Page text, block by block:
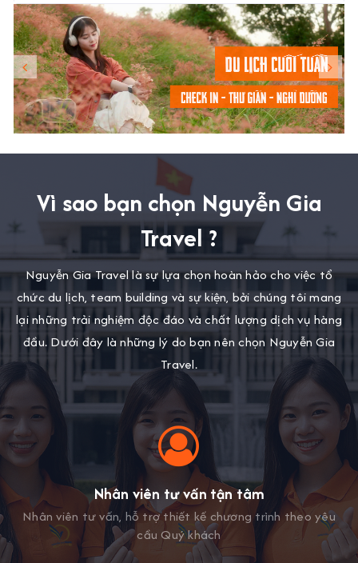
Vì sao bạn chọn Nguyễn Gia
Travel ?
Nguyễn Gia Travel là sự lựa chọn hoàn hảo cho việc tổ
chức du lịch, team building và sự kiện, bởi chúng tôi mang
lại những trải nghiệm độc đáo và chất lượng dịch vụ hàng
đầu. Dưới đây là những lý do bạn nên chọn Nguyễn Gia
Travel.
Nhân viên tư vấn tận tâm
Nhân viên tư vấn, hỗ trợ thiết kế chương trình theo yêu
cầu Quý khách